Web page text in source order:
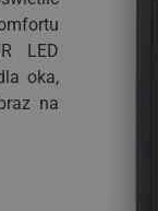
LED
oka,
na